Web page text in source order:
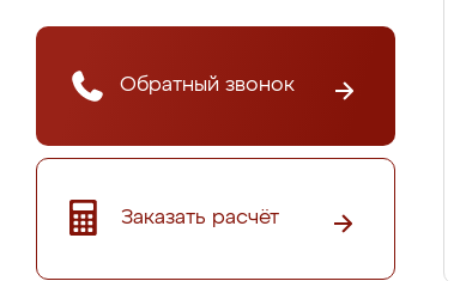
Обратный звонок
Заказать расчёт